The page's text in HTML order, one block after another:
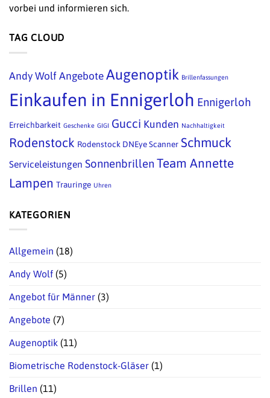
vorbei und informieren sich.
TAG CLOUD
Andy Wolf Angebote Augenoptik Brillenfassungen
Einkaufen in Ennigerloh Ennigerloh
Erreichbarkeit Geschenke GIGI Gucci Kunden Nachhaltigkeit
Rodenstock Rodenstock DNEye Scanner Schmuck
Serviceleistungen Sonnenbrillen Team Annette
Lampen Trauringe Uhren
KATEGORIEN
Allgemein (18)
Andy Wolf (5)
Angebot für Männer (3)
Angebote (7)
Augenoptik (11)
Biometrische Rodenstock-Gläser (1)
Brillen (11)